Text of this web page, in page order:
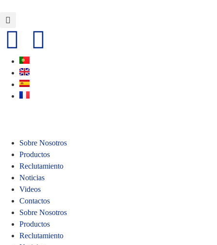
Sobre Nosotros
Productos
Reclutamiento
Noticias
Videos
Contactos
Sobre Nosotros
Productos
Reclutamiento